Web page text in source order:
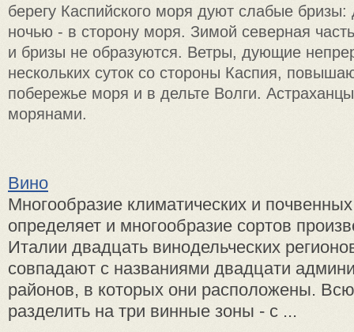
берегу Каспийского моря дуют слабые
ночью - в сторону моря. Зимой северная
и бризы не образуются. Ветры, дующие
нескольких суток со стороны Каспия,
побережье моря и в дельте Волги.
морянами.
Вино
Многообразие климатических и
определяет и многооб­разие сортов
Италии двадцать винодельческих
совпадают с названиями двадцати
районов, в которых они расположены.
разделить на три винные зоны - с ...